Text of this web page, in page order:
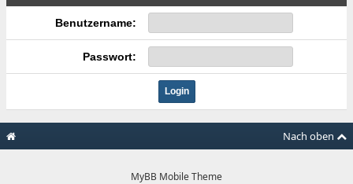
Benutzername:
Passwort:
Nach oben
MyBB Mobile Theme